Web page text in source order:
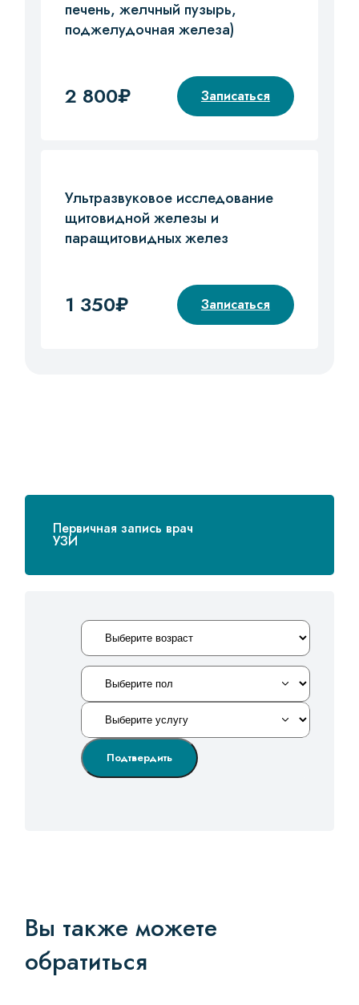
печень, желчный пузырь,
поджелудочная железа)
2 800₽ Записаться
Ультразвуковое исследование
щитовидной железы и
паращитовидных желез
1 350₽ Записаться
Первичная запись врач
УЗИ
Подтвердить
Вы также можете
обратиться